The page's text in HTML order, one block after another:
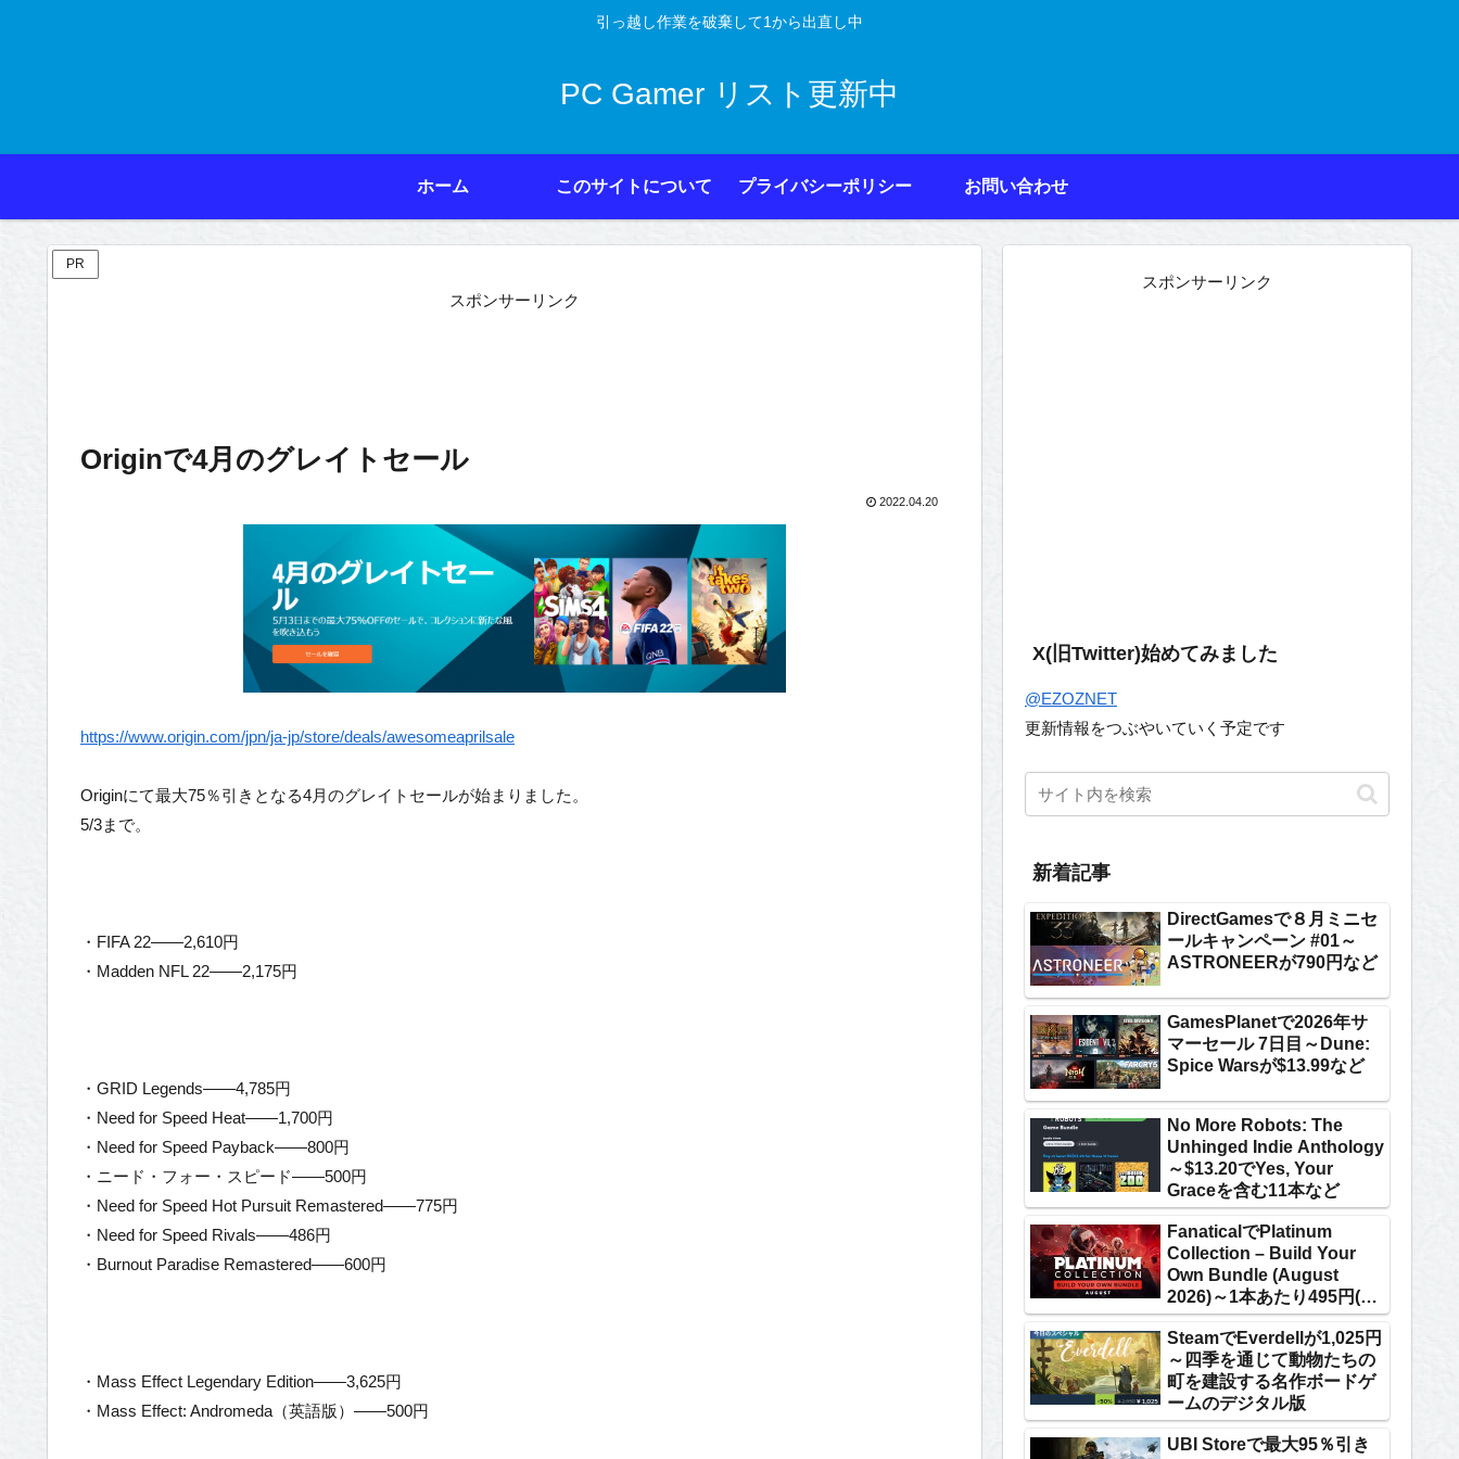
引っ越し作業を破棄して1から出直し中
PC Gamer リスト更新中
ホーム このサイトについて プライバシーポリシー お問い合わせ
PR
スポンサーリンク
Originで4月のグレイトセール
2022.04.20
https://www.origin.com/jpn/ja-jp/store/deals/awesomeaprilsale
Originにて最大75％引きとなる4月のグレイトセールが始まりました。
5/3まで。
・FIFA 22——2,610円
・Madden NFL 22——2,175円
・GRID Legends——4,785円
・Need for Speed Heat——1,700円
・Need for Speed Payback——800円
・ニード・フォー・スピード——500円
・Need for Speed Hot Pursuit Remastered——775円
・Need for Speed Rivals——486円
・Burnout Paradise Remastered——600円
・Mass Effect Legendary Edition——3,625円
・Mass Effect: Andromeda（英語版）——500円
スポンサーリンク
X(旧Twitter)始めてみました
@EZOZNET
更新情報をつぶやいていく予定です
新着記事
DirectGamesで８月ミニセ
ールキャンペーン #01～
ASTRONEERが790円など
GamesPlanetで2026年サ
マーセール 7日目～Dune:
Spice Warsが$13.99など
No More Robots: The
Unhinged Indie Anthology
～$13.20でYes, Your
Graceを含む11本など
FanaticalでPlatinum
Collection – Build Your
Own Bundle (August
2026)～1本あたり495円(7
本以上購入時)など
SteamでEverdellが1,025円
～四季を通じて動物たちの
町を建設する名作ボードゲ
ームのデジタル版
UBI Storeで最大95％引き